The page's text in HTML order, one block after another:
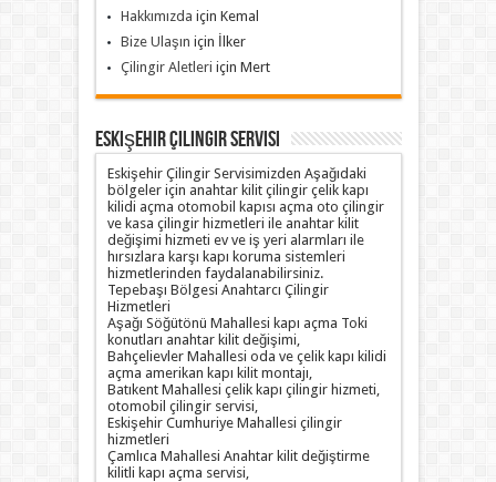
Hakkımızda için Kemal
Bize Ulaşın için
İlker
Çilingir Aletleri için Mert
Eskişehir Çilingir Servisi
Eskişehir Çilingir Servisimizden Aşağıdaki
bölgeler için anahtar kilit çilingir çelik kapı
kilidi açma otomobil kapısı açma oto çilingir
ve kasa çilingir hizmetleri ile anahtar kilit
değişimi hizmeti ev ve iş yeri alarmları ile
hırsızlara karşı kapı koruma sistemleri
hizmetlerinden faydalanabilirsiniz.
Tepebaşı Bölgesi Anahtarcı Çilingir
Hizmetleri
Aşağı Söğütönü Mahallesi kapı açma Toki
konutları anahtar kilit değişimi,
Bahçelievler Mahallesi oda ve çelik kapı kilidi
açma amerikan kapı kilit montajı,
Batıkent Mahallesi çelik kapı çilingir hizmeti,
otomobil çilingir servisi,
Eskişehir Cumhuriye Mahallesi çilingir
hizmetleri
Çamlıca Mahallesi Anahtar kilit değiştirme
kilitli kapı açma servisi,